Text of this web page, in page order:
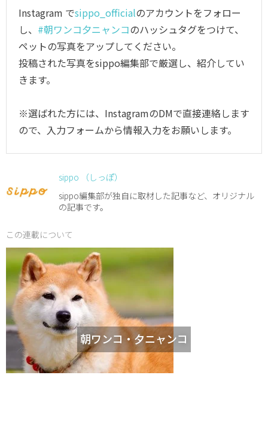
Instagram でsippo_officialのアカウントをフォロー
し、 #朝ワンコ夕ニャンコのハッシュタグをつけて、
ペットの写真をアップしてください。
投稿された写真をsippo編集部で厳選し、紹介してい
きます。
※選ばれた方には、InstagramのDMで直接連絡します
ので、入力フォームから情報入力をお願いします。
sippo （しっぽ）
sippo編集部が独自に取材した記事など、オリジナル
の記事です。
この連載について
朝ワンコ・夕ニャンコ